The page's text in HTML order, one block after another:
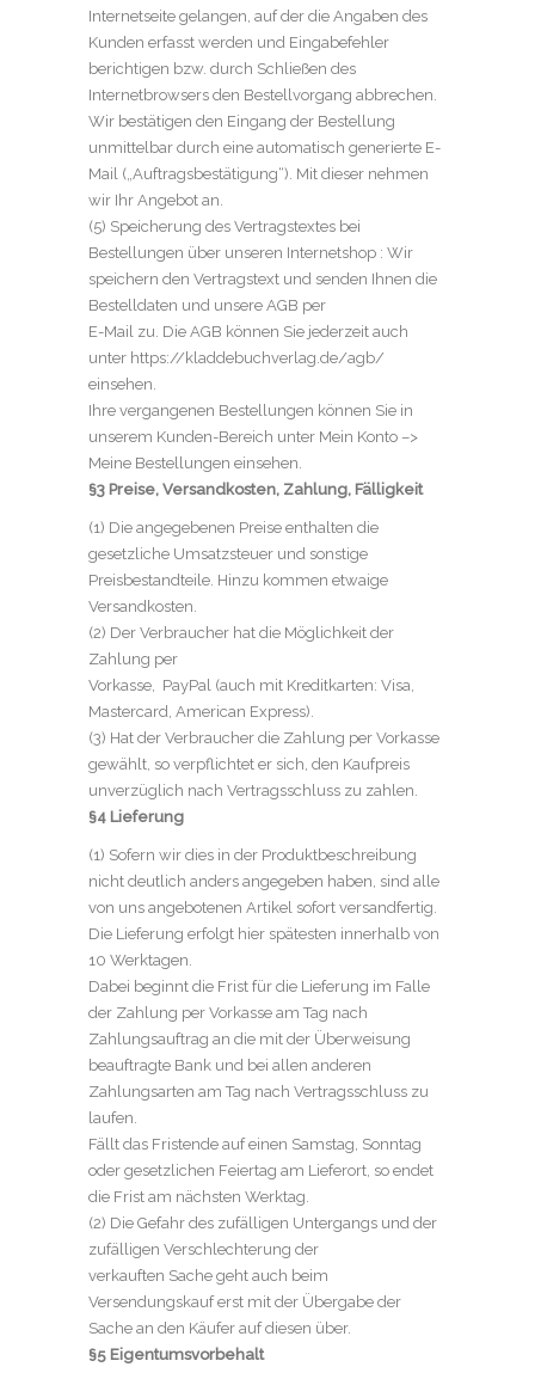
Internetseite gelangen, auf der die Angaben des
Kunden erfasst werden und Eingabefehler
berichtigen bzw. durch Schließen des
Internetbrowsers den Bestellvorgang abbrechen.
Wir bestätigen den Eingang der Bestellung
unmittelbar durch eine automatisch generierte E-
Mail („Auftragsbestätigung“). Mit dieser nehmen
wir Ihr Angebot an.
(5) Speicherung des Vertragstextes bei
Bestellungen über unseren Internetshop : Wir
speichern den Vertragstext und senden Ihnen die
Bestelldaten und unsere AGB per
E-Mail zu. Die AGB können Sie jederzeit auch
unter https://kladdebuchverlag.de/agb/
einsehen.
Ihre vergangenen Bestellungen können Sie in
unserem Kunden-Bereich unter Mein Konto –>
Meine Bestellungen einsehen.
§3 Preise, Versandkosten, Zahlung, Fälligkeit
(1) Die angegebenen Preise enthalten die
gesetzliche Umsatzsteuer und sonstige
Preisbestandteile. Hinzu kommen etwaige
Versandkosten.
(2) Der Verbraucher hat die Möglichkeit der
Zahlung per
Vorkasse, PayPal (auch mit Kreditkarten: Visa,
Mastercard, American Express).
(3) Hat der Verbraucher die Zahlung per Vorkasse
gewählt, so verpflichtet er sich, den Kaufpreis
unverzüglich nach Vertragsschluss zu zahlen.
§4 Lieferung
(1) Sofern wir dies in der Produktbeschreibung
nicht deutlich anders angegeben haben, sind alle
von uns angebotenen Artikel sofort versandfertig.
Die Lieferung erfolgt hier spätesten innerhalb von
10 Werktagen.
Dabei beginnt die Frist für die Lieferung im Falle
der Zahlung per Vorkasse am Tag nach
Zahlungsauftrag an die mit der Überweisung
beauftragte Bank und bei allen anderen
Zahlungsarten am Tag nach Vertragsschluss zu
laufen.
Fällt das Fristende auf einen Samstag, Sonntag
oder gesetzlichen Feiertag am Lieferort, so endet
die Frist am nächsten Werktag.
(2) Die Gefahr des zufälligen Untergangs und der
zufälligen Verschlechterung der
verkauften Sache geht auch beim
Versendungskauf erst mit der Übergabe der
Sache an den Käufer auf diesen über.
§5 Eigentumsvorbehalt